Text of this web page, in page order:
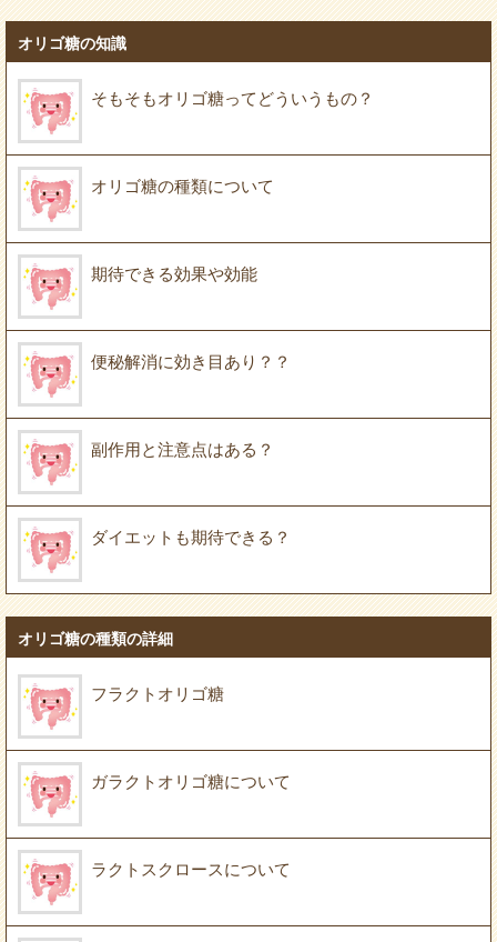
オリゴ糖の知識
そもそもオリゴ糖ってどういうもの？
オリゴ糖の種類について
期待できる効果や効能
便秘解消に効き目あり？？
副作用と注意点はある？
ダイエットも期待できる？
オリゴ糖の種類の詳細
フラクトオリゴ糖
ガラクトオリゴ糖について
ラクトスクロースについて